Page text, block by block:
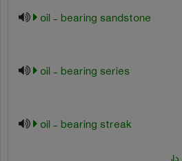
oil - bearing sandstone
oil - bearing series
oil - bearing streak